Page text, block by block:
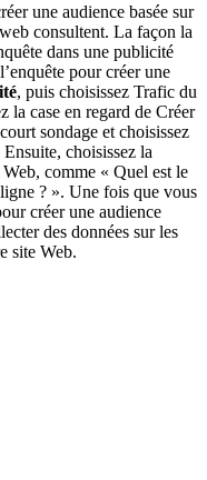
une audience basée sur
consultent. La façon la
dans une publicité
pour créer une
, puis choisissez Trafic du
la case en regard de Créer
sondage et choisissez
choisissez la
comme « Quel est le
? ». Une fois que vous
créer une audience
des données sur les
site Web.